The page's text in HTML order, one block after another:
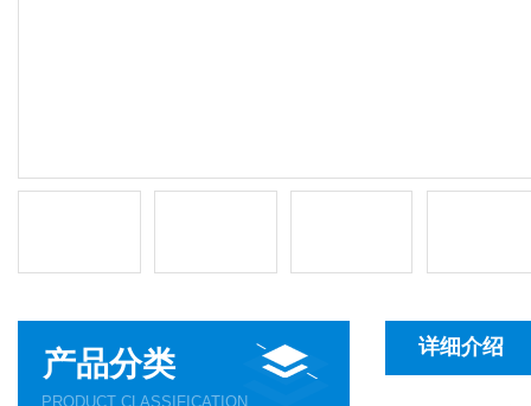
产品分类
PRODUCT CLASSIFICATION
详细介绍